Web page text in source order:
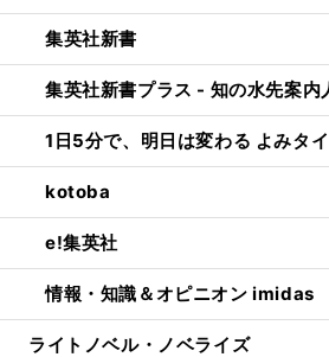
集英社新書
集英社新書プラス - 知の水先案内
1日5分で、明日は変わる よみタ
kotoba
e!集英社
情報・知識＆オピニオン imidas
ライトノベル・ノベライズ